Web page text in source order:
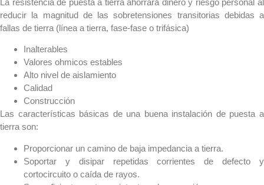
reducir la magnitud de las sobretensiones transitorias debidas a
fallas de tierra (línea a tierra, fase-fase o trifásica)
Inalterables
Valores ohmicos estables
Alto nivel de aislamiento
Calidad
Construcción
Las características básicas de una buena instalación de puesta a
tierra son:
Proporcionar un camino de baja impedancia a tierra.
Soportar y disipar repetidas corrientes de defecto y
cortocircuito o caída de rayos.